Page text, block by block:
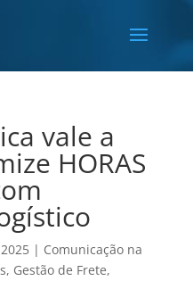
vale a
HORAS
| Comunicação na
, Gestão de Frete,